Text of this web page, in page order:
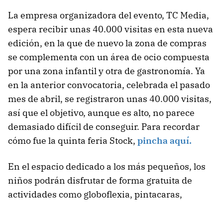
La empresa organizadora del evento, TC Media,
espera recibir unas 40.000 visitas en esta nueva
edición, en la que de nuevo la zona de compras
se complementa con un área de ocio compuesta
por una zona infantil y otra de gastronomía. Ya
en la anterior convocatoria, celebrada el pasado
mes de abril, se registraron unas 40.000 visitas,
así que el objetivo, aunque es alto, no parece
demasiado difícil de conseguir. Para recordar
cómo fue la quinta feria Stock, pincha aquí.
En el espacio dedicado a los más pequeños, los
niños podrán disfrutar de forma gratuita de
actividades como globoflexia, pintacaras,